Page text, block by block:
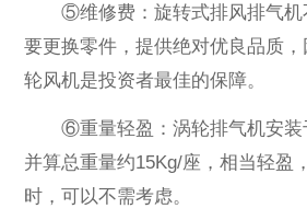
⑤维修费：旋转式排风排气机
要更换零件，提供绝对优良品质
轮风机是投资者最佳的保障。
⑥重量轻盈：涡轮排气机安装
并算总重量约15Kg/座，相当轻盈
时，可以不需考虑。